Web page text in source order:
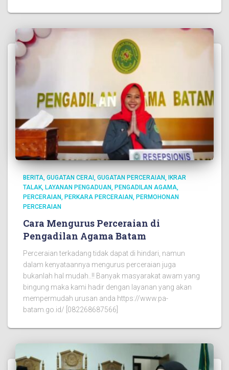
BERITA GUGATAN CERAI GUGATAN PERCERAIAN
IKRAR
TALAK LAYANAN PENGADUAN
PENGADILAN AGAMA
PERCERAIAN
PERKARA PERCERAIAN
PERMOHONAN
PERCERAIAN
Cara Mengurus Perceraian di
Pengadilan Agama Batam
Perceraian terkadang tidak dapat di hindari, namun
dalam kenyataannya mengurus perceraian juga
bukanlah hal mudah..!! Banyak masyarakat awam yang
bingung maka kami hadir dengan layanan yang akan
mempermudah urusan anda https://www.pa-
batam.go.id/ [082268687566]